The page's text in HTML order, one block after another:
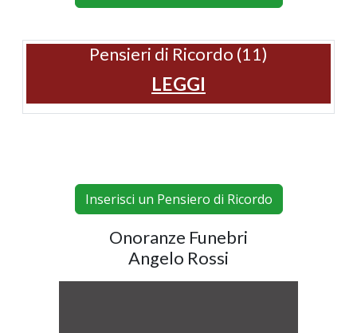
Pensieri di Ricordo (11)
LEGGI
Inserisci un Pensiero di Ricordo
Onoranze Funebri
Angelo Rossi